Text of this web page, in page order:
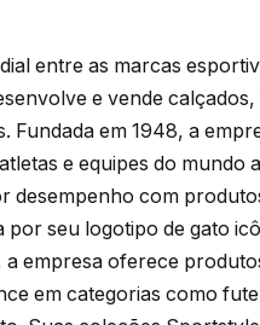
entre as marcas
e vende
Fundada em 1948, a
e equipes do mundo
desempenho com
por seu logotipo de gato
a empresa oferece
em categorias como